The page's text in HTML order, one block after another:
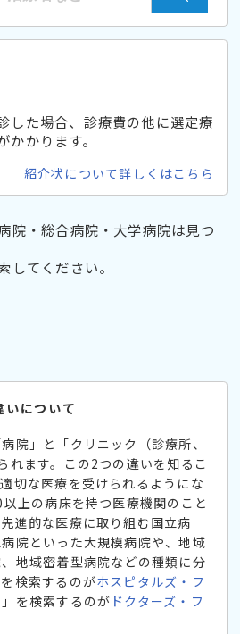
した場合、診療費の他に選定療
かります。
紹介状について詳しくはこちら
院・総合病院・大学病院は見つ
してください。
いについて
院」と「クリニック（診療所、
れます。この2つの違いを知るこ
切な医療を受けられるようにな
上の病床を持つ医療機関のこと
進的な医療に取り組む国立病
院といった大規模病院や、地域
地域密着型病院などの種類に分
検索するのがホスピタルズ・フ
を検索するのが ドクターズ・フ